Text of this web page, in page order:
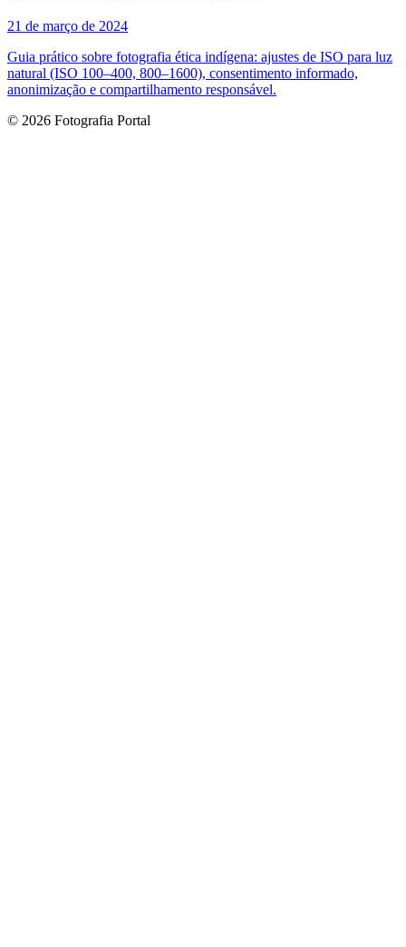
21 de março de 2024
Guia prático sobre fotografia ética indígena: ajustes de ISO para luz
natural (ISO 100–400, 800–1600), consentimento informado,
anonimização e compartilhamento responsável.
© 2026 Fotografia Portal